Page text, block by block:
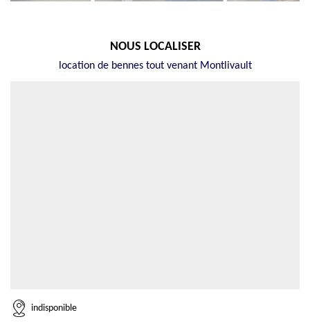
NOUS LOCALISER
location de bennes tout venant Montlivault
indisponible